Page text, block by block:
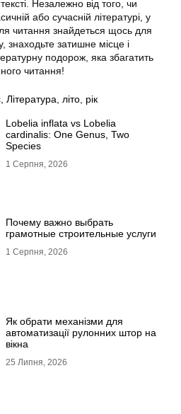
Незалежно від того, чи
або сучасній літературі, у
читання знайдеться щось для
знаходьте затишне місце і
подорож, яка збагатить
читання!
, Література, літо, рік
Lobelia inflata vs Lobelia
cardinalis: One Genus, Two
Species
1 Серпня, 2026
Почему важно выбрать
грамотные строительные услуги
1 Серпня, 2026
Як обрати механізми для
автоматизації рулонних штор на
вікна
25 Липня, 2026